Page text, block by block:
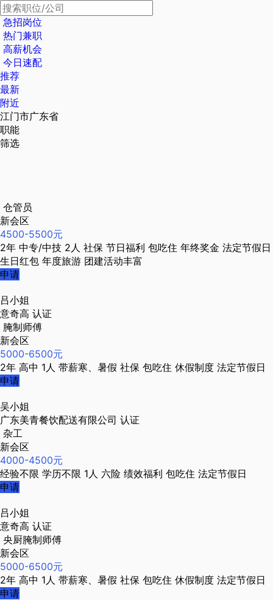
急招岗位
热门兼职
高薪机会
今日速配
推荐
最新
附近
江门市广东省
职能
筛选
仓管员
新会区
4500-5500元
2年 中专/中技 2人 社保 节日福利 包吃住 年终奖金 法定节假日
生日红包 年度旅游 团建活动丰富
申请
吕小姐
意奇高 认证
腌制师傅
新会区
5000-6500元
2年 高中 1人 带薪寒、暑假 社保 包吃住 休假制度 法定节假日
申请
吴小姐
广东美青餐饮配送有限公司 认证
杂工
新会区
4000-4500元
经验不限 学历不限 1人 六险 绩效福利 包吃住 法定节假日
申请
吕小姐
意奇高 认证
央厨腌制师傅
新会区
5000-6500元
2年 高中 1人 带薪寒、暑假 社保 包吃住 休假制度 法定节假日
申请